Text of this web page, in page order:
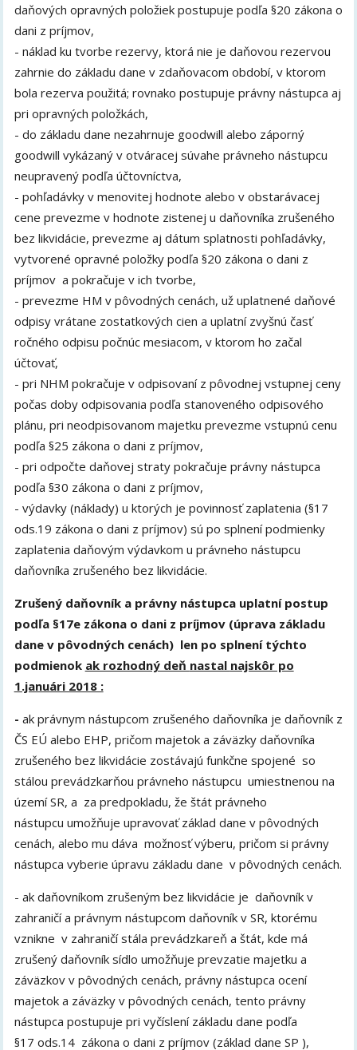
daňových opravných položiek postupuje podľa §20 zákona o
dani z príjmov,
- náklad ku tvorbe rezervy, ktorá nie je daňovou rezervou
zahrnie do základu dane v zdaňovacom období, v ktorom
bola rezerva použitá; rovnako postupuje právny nástupca aj
pri opravných položkách,
- do základu dane nezahrnuje goodwill alebo záporný
goodwill vykázaný v otváracej súvahe právneho nástupcu
neupravený podľa účtovníctva,
- pohľadávky v menovitej hodnote alebo v obstarávacej
cene prevezme v hodnote zistenej u daňovníka zrušeného
bez likvidácie, prevezme aj dátum splatnosti pohľadávky,
vytvorené opravné položky podľa §20 zákona o dani z
príjmov a pokračuje v ich tvorbe,
- prevezme HM v pôvodných cenách, už uplatnené daňové
odpisy vrátane zostatkových cien a uplatní zvyšnú časť
ročného odpisu počnúc mesiacom, v ktorom ho začal
účtovať,
- pri NHM pokračuje v odpisovaní z pôvodnej vstupnej ceny
počas doby odpisovania podľa stanoveného odpisového
plánu, pri neodpisovanom majetku prevezme vstupnú cenu
podľa §25 zákona o dani z príjmov,
- pri odpočte daňovej straty pokračuje právny nástupca
podľa §30 zákona o dani z príjmov,
- výdavky (náklady) u ktorých je povinnosť zaplatenia (§17
ods.19 zákona o dani z príjmov) sú po splnení podmienky
zaplatenia daňovým výdavkom u právneho nástupcu
daňovníka zrušeného bez likvidácie.
Zrušený daňovník a právny nástupca uplatní postup
podľa §17e zákona o dani z príjmov (úprava základu
dane v pôvodných cenách) len po splnení týchto
podmienok ak rozhodný deň nastal najskôr po
1.januári 2018 :
- ak právnym nástupcom zrušeného daňovníka je daňovník z
ČS EÚ alebo EHP, pričom majetok a záväzky daňovníka
zrušeného bez likvidácie zostávajú funkčne spojené so
stálou prevádzkarňou právneho nástupcu umiestnenou na
území SR, a za predpokladu, že štát právneho
nástupcu umožňuje upravovať základ dane v pôvodných
cenách, alebo mu dáva možnosť výberu, pričom si právny
nástupca vyberie úpravu základu dane v pôvodných cenách.
- ak daňovníkom zrušeným bez likvidácie je daňovník v
zahraničí a právnym nástupcom daňovník v SR, ktorému
vznikne v zahraničí stála prevádzkareň a štát, kde má
zrušený daňovník sídlo umožňuje prevzatie majetku a
záväzkov v pôvodných cenách, právny nástupca ocení
majetok a záväzky v pôvodných cenách, tento právny
nástupca postupuje pri vyčíslení základu dane podľa
§17 ods.14 zákona o dani z príjmov (základ dane SP ),